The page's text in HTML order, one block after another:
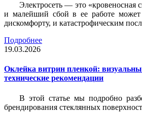
Электросеть — это «кровеносная
и малейший сбой в ее работе
дискомфорту, и катастрофическим
Подробнее
19.03.2026
Оклейка витрин пленкой:
технические рекомендации
В этой статье мы подробно
брендирования стеклянных